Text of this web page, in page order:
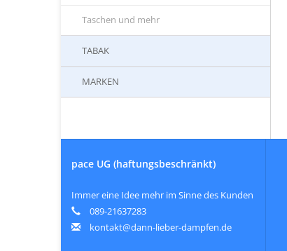
Taschen und mehr
TABAK
MARKEN
pace UG (haftungsbeschränkt)
Immer eine Idee mehr im Sinne des Kunden
089-21637283
kontakt@dann-lieber-dampfen.de